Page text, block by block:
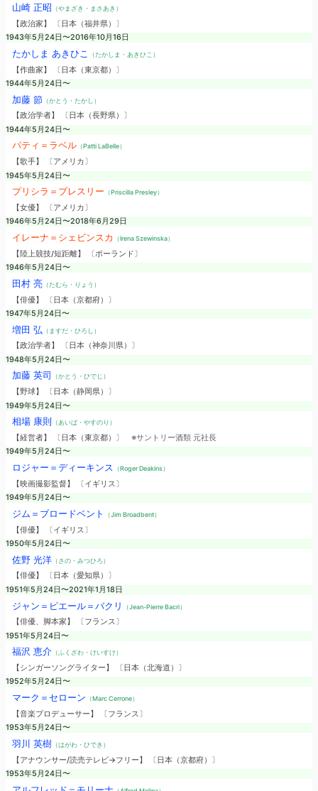
山崎 正昭 （やまざき・まさあき）
【政治家】 〔日本（福井県）〕
1943年5月24日〜2016年10月16日
たかしま あきひこ （たかしま・あきひこ）
【作曲家】 〔日本（東京都）〕
1944年5月24日〜
加藤 節 （かとう・たかし）
【政治学者】 〔日本（長野県）〕
1944年5月24日〜
パティ＝ラベル（Patti LaBelle）
【歌手】 〔アメリカ〕
1945年5月24日〜
プリシラ＝プレスリー （Priscilla Presley）
【女優】 〔アメリカ〕
1946年5月24日〜2018年6月29日
イレーナ＝シェビンスカ （Irena Szewinska）
【陸上競技/短距離】 〔ポーランド〕
1946年5月24日〜
田村 亮（たむら・りょう）
【俳優】 〔日本（京都府）〕
1947年5月24日〜
増田 弘 （ますだ・ひろし）
【政治学者】 〔日本（神奈川県）〕
1948年5月24日〜
加藤 英司 （かとう・ひでじ）
【野球】 〔日本（静岡県）〕
1949年5月24日〜
相場 康則 （あいば・やすのり）
【経営者】 〔日本（東京都）〕 ※サントリー酒類 元社長
1949年5月24日〜
ロジャー＝ディーキンス （Roger Deakins）
【映画撮影監督】 〔イギリス〕
1949年5月24日〜
ジム＝ブロードベント （Jim Broadbent）
【俳優】 〔イギリス〕
1950年5月24日〜
佐野 光洋（さの・みつひろ）
【俳優】 〔日本（愛知県）〕
1951年5月24日〜2021年1月18日
ジャン＝ピエール＝バクリ （Jean-Pierre Bacri）
【俳優、脚本家】 〔フランス〕
1951年5月24日〜
福沢 恵介（ふくざわ・けいすけ）
【シンガーソングライター】 〔日本（北海道）〕
1952年5月24日〜
マーク＝セローン （Marc Cerrone）
【音楽プロデューサー】 〔フランス〕
1953年5月24日〜
羽川 英樹（はがわ・ひでき）
【アナウンサー/読売テレビ→フリー】 〔日本（京都府）〕
1953年5月24日〜